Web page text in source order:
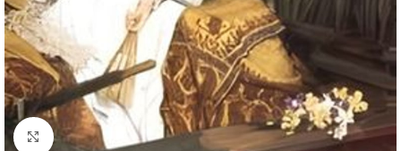
Clique para ampliar